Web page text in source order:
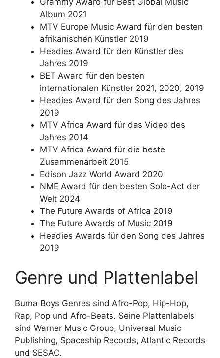
Grammy Award für Best Global Music
Album 2021
MTV Europe Music Award für den besten
afrikanischen Künstler 2019
Headies Award für den Künstler des
Jahres 2019
BET Award für den besten
internationalen Künstler 2021, 2020, 2019
Headies Award für den Song des Jahres
2019
MTV Africa Award für das Video des
Jahres 2014
MTV Africa Award für die beste
Zusammenarbeit 2015
Edison Jazz World Award 2020
NME Award für den besten Solo-Act der
Welt 2024
The Future Awards of Africa 2019
The Future Awards of Music 2019
Headies Awards für den Song des Jahres
2019
Genre und Plattenlabel
Burna Boys Genres sind Afro-Pop, Hip-Hop,
Rap, Pop und Afro-Beats. Seine Plattenlabels
sind Warner Music Group, Universal Music
Publishing, Spaceship Records, Atlantic Records
und SESAC.